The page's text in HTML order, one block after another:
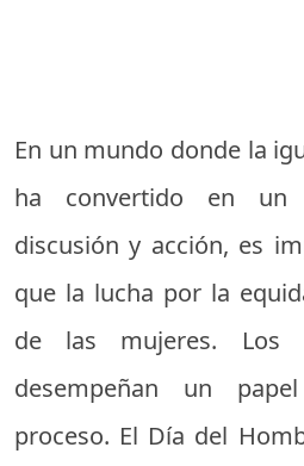
En un mundo donde la
ha convertido en
discusión y acción, es
que la lucha por la
de las mujeres. Los
desempeñan un
proceso. El Día del